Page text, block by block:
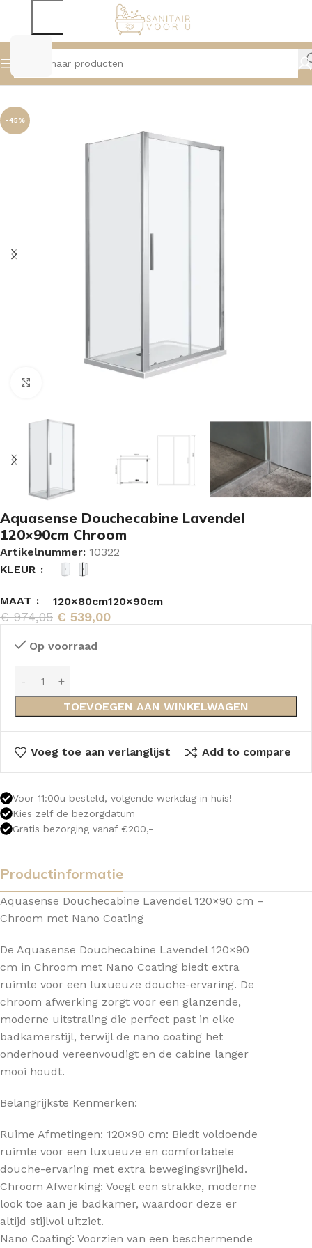
Home Douche Douchecabine
-45%
Aquasense Douchecabine Lavendel
120×90cm Chroom
Artikelnummer: 10322
KLEUR
MAAT 120×80cm120×90cm
€974,05 € 539,00
Op voorraad
TOEVOEGEN AAN WINKELWAGEN
Voeg toe aan verlanglijst Add to compare
Voor 11:00u besteld, volgende werkdag in huis!
Kies zelf de bezorgdatum
Gratis bezorging vanaf €200,-
Productinformatie
Aquasense Douchecabine Lavendel 120×90 cm –
Chroom met Nano Coating
De Aquasense Douchecabine Lavendel 120×90
cm in Chroom met Nano Coating biedt extra
ruimte voor een luxueuze douche-ervaring. De
chroom afwerking zorgt voor een glanzende,
moderne uitstraling die perfect past in elke
badkamerstijl, terwijl de nano coating het
onderhoud vereenvoudigt en de cabine langer
mooi houdt.
Belangrijkste Kenmerken:
Ruime Afmetingen: 120×90 cm: Biedt voldoende
ruimte voor een luxueuze en comfortabele
douche-ervaring met extra bewegingsvrijheid.
Chroom Afwerking: Voegt een strakke, moderne
look toe aan je badkamer, waardoor deze er
altijd stijlvol uitziet.
Nano Coating: Voorzien van een beschermende